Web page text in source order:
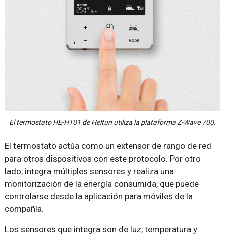
El termostato HE-HT01 de Heltun utiliza la plataforma Z-Wave 700.
El termostato actúa como un extensor de rango de red
para otros dispositivos con este protocolo. Por otro
lado, integra múltiples sensores y realiza una
monitorización de la energía consumida, que puede
controlarse desde la aplicación para móviles de la
compañía.
Los sensores que integra son de luz, temperatura y